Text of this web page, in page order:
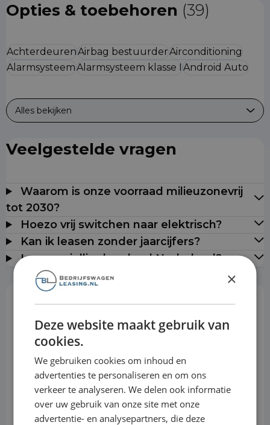
Opties & toebehoren (39)
AchterdeurenAirbag bestuurderAirconditioning
AlarmsysteemAlarmsysteem klasse I Android Auto
Alles bekijken
Veelgestelde vragen
Waarom is onze voorraad milieuzonevrij
tot 2030?
Hoezo vrij switchen naar elektrisch?
Kan ik leasen zonder jaarcijfers?
Leveren jullie door heel Nederland?
Rekentool
Aanbetaling
×
Deze website maakt gebruik van
cookies.
We gebruiken cookies om inhoud en
advertenties te personaliseren en om ons
verkeer te analyseren. We delen ook informatie
over uw gebruik van onze site met onze
advertentie- en analysepartners, die deze